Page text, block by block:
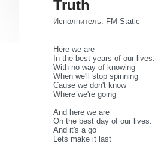
Truth
Исполнитель: FM Static
Here we are
In the best years of our lives.
With no way of knowing
When we'll stop spinning
Cause we don't know
Where we're going
And here we are
On the best day of our lives.
And it's a go
Lets make it last